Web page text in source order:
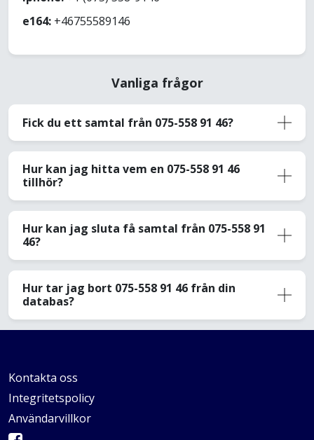
e164: +46755589146
Vanliga frågor
Fick du ett samtal från 075-558 91 46?
Hur kan jag hitta vem en 075-558 91 46
tillhör?
Hur kan jag sluta få samtal från 075-558 91
46?
Hur tar jag bort 075-558 91 46 från din
databas?
Kontakta oss
Integritetspolicy
Användarvillkor